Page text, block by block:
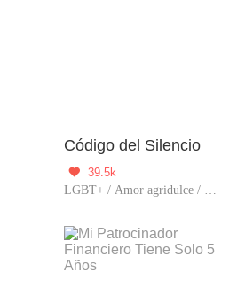
Código del Silencio

39.5k
LGBT+ / Amor agridulce / Venganza / Romance / Cría Tu Amor / Predestinado / Auto superació